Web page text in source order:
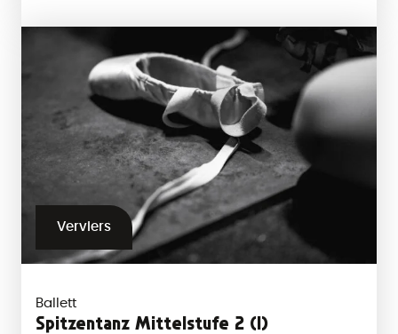
Verviers
Ballett
Spitzentanz Mittelstufe 2 (I)